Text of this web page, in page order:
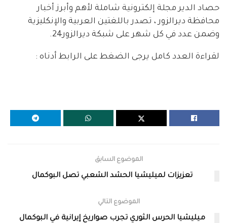
حصاد الدير مجلة إلكترونية شاملة لأهم وأبرز أخبار
محافظة ديرالزور ، تصدر باللغتين العربية والإنكليزية
وضمن عدد في كل شهر على شبكة ديرالزور24.
لقراءة العدد كامل يرجى الضغط على الرابط أدناه :
الموضوع السابق
تعزيزات لميليشيا الحشد الشعبي تصل البوكمال
الموضوع التالي
ميليشيا الحرس الثوري تجرب صواريخ إيرانية في البوكمال